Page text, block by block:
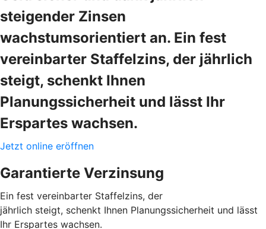
steigender Zinsen
wachstumsorientiert an. Ein fest
vereinbarter Staffelzins, der jährlich
steigt, schenkt Ihnen
Planungssicherheit und lässt Ihr
Erspartes wachsen.
Jetzt online eröffnen
Garantierte Verzinsung
Ein fest vereinbarter Staffelzins, der
jährlich steigt, schenkt Ihnen Planungssicherheit und lässt
Ihr Erspartes wachsen.